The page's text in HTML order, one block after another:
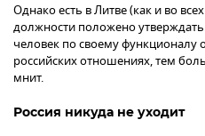
Однако есть в Литве (как и во
должности положено
человек по своему функционалу
российских отношениях, тем
мнит.
Россия никуда не уходит